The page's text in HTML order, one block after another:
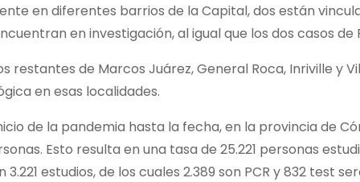
en diferentes barrios de la Capital, dos están
en investigación, al igual que los dos casos de
restantes de Marcos Juárez, General Roca, Inriville y
en esas localidades.
de la pandemia hasta la fecha, en la provincia de
Esto resulta en una tasa de 25.221 personas
estudios, de los cuales 2.389 son PCR y 832 test